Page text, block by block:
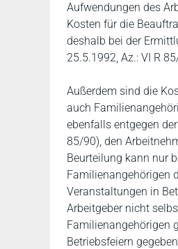
Aufwendungen des
Kosten für die
deshalb bei der
25.5.1992, Az.: VI R
Außerdem sind die
auch
ebenfalls entgegen
85/90), den
Beurteilung kann nur
Familienangehörigen
Veranstaltungen in
Arbeitgeber nicht
Familienangehörigen
Betriebsfeiern